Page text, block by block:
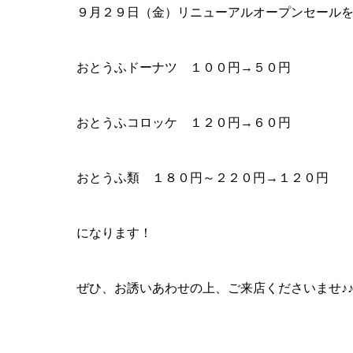
９月２９日（金）リニューアルオープンセール
おとうふドーナツ １００円→５０円
おとうふコロッケ １２０円→６０円
おとうふ類 １８０円～２２０円→１２０円
になります！
ぜひ、お誘いあわせの上、ご来店くださいませ♪♪